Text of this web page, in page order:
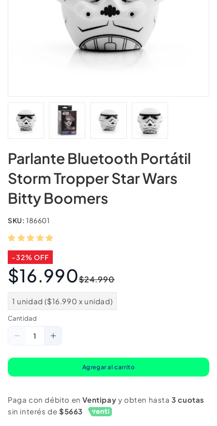
Parlante Bluetooth Portátil
Storm Tropper Star Wars
Bitty Boomers
SKU: 186601
-32% OFF
$24.990
$16.990
1 unidad ($16.990 x unidad)
Cantidad
Cantidad
Reducir
cantidad
Bluetooth
Portátil
Aumentar
cantidad
Bluetooth
Portátil
Agregar al carrito
Paga con débito enVentipay y obten hasta3 cuotas
sin interés de $5663